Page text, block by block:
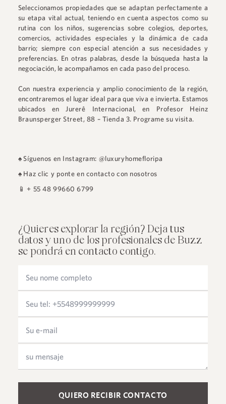
Seleccionamos propiedades que se adaptan perfectamente a
su etapa vital actual, teniendo en cuenta aspectos como su
rutina con los niños, sugerencias sobre colegios, deportes,
comercios, actividades especiales y la dinámica de cada
barrio; siempre con especial atención a sus necesidades y
preferencias. En otras palabras, desde la búsqueda hasta la
negociación, le acompañamos en cada paso del proceso.
Con nuestra experiencia y amplio conocimiento de la región,
encontraremos el lugar ideal para que viva e invierta. Estamos
ubicados enJurerê Internacional, en Profesor Heinz
Braunsperger Street, 88 – Tienda 3. Programe su visita.
♠ Síguenos en Instagram: @luxuryhomefloripa
♠ Haz clic y ponte en contacto con nosotros
📱+ 55 48 99660 6799
¿Quieres explorar la región? Deja tus
datos y uno de los profesionales de Buzz
se pondrá en contacto contigo.
Please leave this field empty.